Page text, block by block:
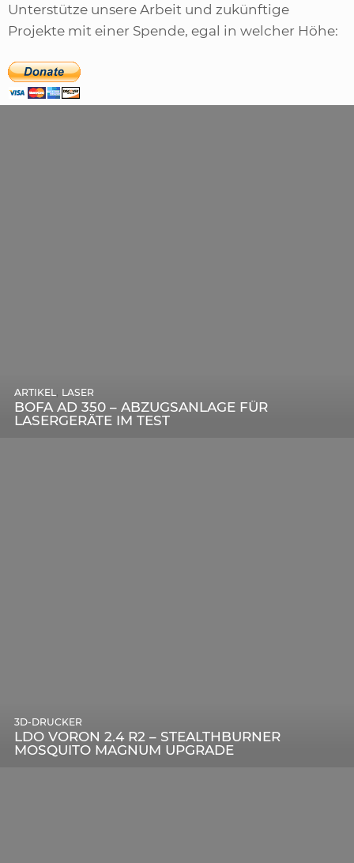
Unterstütze unsere Arbeit und zukünftige
Projekte mit einer Spende, egal in welcher Höhe:
BOFA AD 350 – ABZUGSANLAGE FÜR
LASERGERÄTE IM TEST
ARTIKEL , LASER
DIE BEDEUTENDSTEN SCHRITTE ZUR
ERFOLGREICHEN MARKENBILDUNG IN DER
DIGITALEN ÄRA
LDO VORON 2.4 R2 – STEALTHBURNER
MOSQUITO MAGNUM UPGRADE
3D-DRUCKER